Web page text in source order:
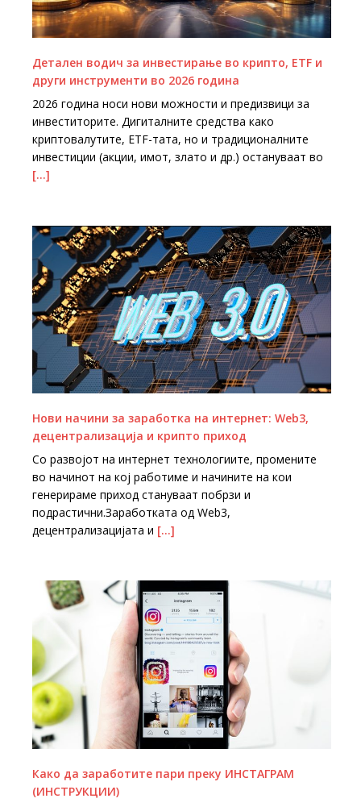
Детален водич за инвестирање во крипто, ETF и
други инструменти во 2026 година
2026 година носи нови можности и предизвици за
инвеститорите. Дигиталните средства како
криптовалутите, ETF-тата, но и традиционалните
инвестиции (акции, имот, злато и др.) остануваат во
[…]
Нови начини за заработка на интернет: Web3,
децентрализација и крипто приход
Со развојот на интернет технологиите, промените
во начинот на кој работиме и начините на кои
генерираме приход стануваат побрзи и
подрастични.Заработката од Web3,
децентрализацијата и […]
Како да заработите пари преку ИНСТАГРАМ
(ИНСТРУКЦИИ)